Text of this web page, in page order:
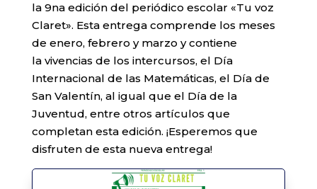
la 9na edición del periódico escolar «Tu voz
Claret». Esta entrega comprende los meses
de enero, febrero y marzo y contiene
la vivencias de los intercursos, el Día
Internacional de las Matemáticas, el Día de
San Valentín, al igual que el Día de la
Juventud, entre otros artículos que
completan esta edición. ¡Esperemos que
disfruten de esta nueva entrega!